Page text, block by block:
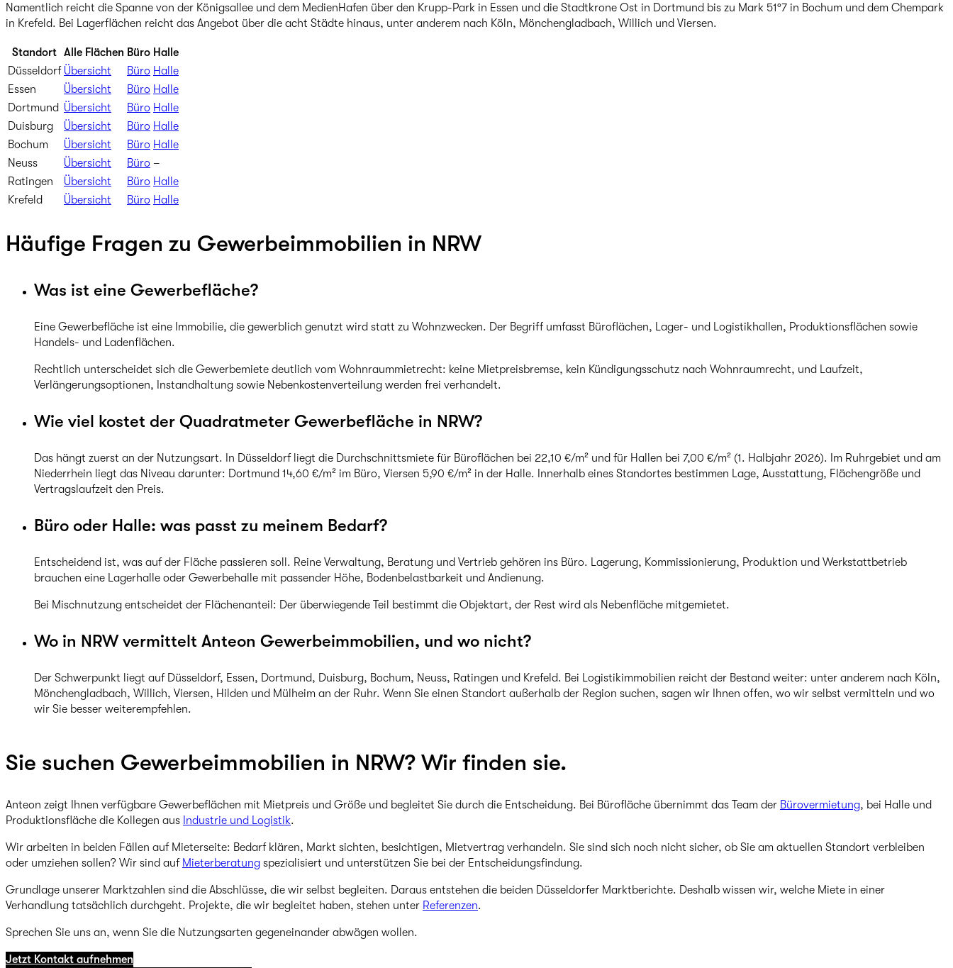
Namentlich reicht die Spanne von der Königsallee und dem MedienHafen über den Krupp-Park in Essen und die Stadtkrone Ost in Dortmund bis zu Mark 51°7 in Bochum und dem Chempark
in Krefeld. Bei Lagerflächen reicht das Angebot über die acht Städte hinaus, unter anderem nach Köln, Mönchengladbach, Willich und Viersen.
Standort Alle Flächen Büro Halle
Düsseldorf Übersicht Büro Halle
Essen
Übersicht Büro Halle
Dortmund Übersicht Büro Halle
Duisburg
Übersicht Büro Halle
Bochum
Übersicht Büro Halle
Neuss
Übersicht Büro –
Ratingen
Übersicht Büro Halle
Krefeld
Übersicht Büro Halle
Häufige Fragen zu Gewerbeimmobilien in NRW
Was ist eine Gewerbefläche?
Eine Gewerbefläche ist eine Immobilie, die gewerblich genutzt wird statt zu Wohnzwecken. Der Begriff umfasst Büroflächen, Lager- und Logistikhallen, Produktionsflächen sowie
Handels- und Ladenflächen.
Rechtlich unterscheidet sich die Gewerbemiete deutlich vom Wohnraummietrecht: keine Mietpreisbremse, kein Kündigungsschutz nach Wohnraumrecht, und Laufzeit,
Verlängerungsoptionen, Instandhaltung sowie Nebenkostenverteilung werden frei verhandelt.
Wie viel kostet der Quadratmeter Gewerbefläche in NRW?
Das hängt zuerst an der Nutzungsart. In Düsseldorf liegt die Durchschnittsmiete für Büroflächen bei 22,10 €/m² und für Hallen bei 7,00 €/m² (1. Halbjahr 2026). Im Ruhrgebiet und am
Niederrhein liegt das Niveau darunter: Dortmund 14,60 €/m² im Büro, Viersen 5,90 €/m² in der Halle. Innerhalb eines Standortes bestimmen Lage, Ausstattung, Flächengröße und
Vertragslaufzeit den Preis.
Büro oder Halle: was passt zu meinem Bedarf?
Entscheidend ist, was auf der Fläche passieren soll. Reine Verwaltung, Beratung und Vertrieb gehören ins Büro. Lagerung, Kommissionierung, Produktion und Werkstattbetrieb
brauchen eine Lagerhalle oder Gewerbehalle mit passender Höhe, Bodenbelastbarkeit und Andienung.
Bei Mischnutzung entscheidet der Flächenanteil: Der überwiegende Teil bestimmt die Objektart, der Rest wird als Nebenfläche mitgemietet.
Wo in NRW vermittelt Anteon Gewerbeimmobilien, und wo nicht?
Der Schwerpunkt liegt auf Düsseldorf, Essen, Dortmund, Duisburg, Bochum, Neuss, Ratingen und Krefeld. Bei Logistikimmobilien reicht der Bestand weiter: unter anderem nach Köln,
Mönchengladbach, Willich, Viersen, Hilden und Mülheim an der Ruhr. Wenn Sie einen Standort außerhalb der Region suchen, sagen wir Ihnen offen, wo wir selbst vermitteln und wo
wir Sie besser weiterempfehlen.
Sie suchen Gewerbeimmobilien in NRW? Wir finden sie.
Anteon zeigt Ihnen verfügbare Gewerbeflächen mit Mietpreis und Größe und begleitet Sie durch die Entscheidung. Bei Bürofläche übernimmt das Team der Bürovermietung, bei Halle und
Produktionsfläche die Kollegen aus Industrie und Logistik.
Wir arbeiten in beiden Fällen auf Mieterseite: Bedarf klären, Markt sichten, besichtigen, Mietvertrag verhandeln. Sie sind sich noch nicht sicher, ob Sie am aktuellen Standort verbleiben
oder umziehen sollen? Wir sind auf Mieterberatung spezialisiert und unterstützen Sie bei der Entscheidungsfindung.
Grundlage unserer Marktzahlen sind die Abschlüsse, die wir selbst begleiten. Daraus entstehen die beiden Düsseldorfer Marktberichte. Deshalb wissen wir, welche Miete in einer
Verhandlung tatsächlich durchgeht. Projekte, die wir begleitet haben, stehen unter Referenzen.
Sprechen Sie uns an, wenn Sie die Nutzungsarten gegeneinander abwägen wollen.
Jetzt Kontakt aufnehmen